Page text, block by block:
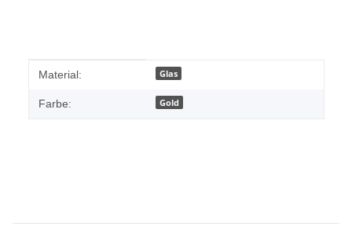
Produkteigenschaft
Wert
Material: Glas
Farbe: Gold